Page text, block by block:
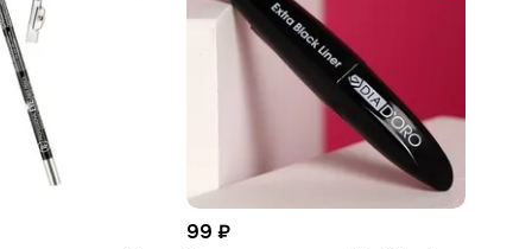
99 ₽